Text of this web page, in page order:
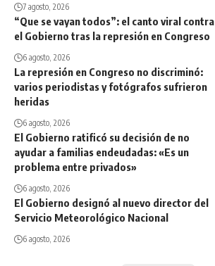
7 agosto, 2026
“Que se vayan todos”: el canto viral contra
el Gobierno tras la represión en Congreso
6 agosto, 2026
La represión en Congreso no discriminó:
varios periodistas y fotógrafos sufrieron
heridas
6 agosto, 2026
El Gobierno ratificó su decisión de no
ayudar a familias endeudadas: «Es un
problema entre privados»
6 agosto, 2026
El Gobierno designó al nuevo director del
Servicio Meteorológico Nacional
6 agosto, 2026